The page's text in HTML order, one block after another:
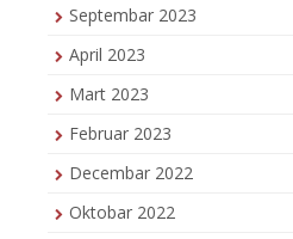
Septembar 2023
April 2023
Mart 2023
Februar 2023
Decembar 2022
Oktobar 2022